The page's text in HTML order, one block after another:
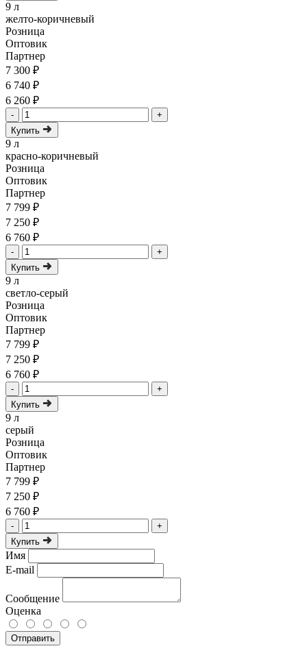
9 л
желто-коричневый
Розница
Оптовик
Партнер
7 300 ₽
6 740 ₽
6 260 ₽
-
+
Купить
9 л
красно-коричневый
Розница
Оптовик
Партнер
7 799 ₽
7 250 ₽
6 760 ₽
-
+
Купить
9 л
светло-серый
Розница
Оптовик
Партнер
7 799 ₽
7 250 ₽
6 760 ₽
-
+
Купить
9 л
серый
Розница
Оптовик
Партнер
7 799 ₽
7 250 ₽
6 760 ₽
-
+
Купить
Имя
E-mail
Сообщение
Оценка
Отправить